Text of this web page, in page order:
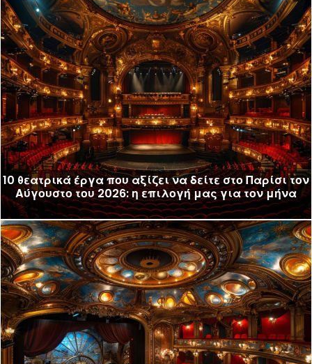
10 θεατρικά έργα που αξίζει να δείτε στο Παρίσι τον
Αύγουστο του 2026: η επιλογή μας για τον μήνα